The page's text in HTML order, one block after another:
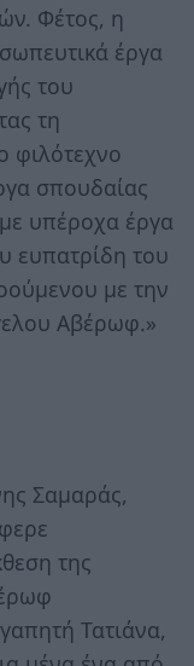
Φέτος, η
έργα
του
τη
φιλότεχνο
σπουδαίας
με υπέροχα έργα
ευπατρίδη του
με την
Αβέρωφ.»
Σαμαράς,
της
Τατιάνα,